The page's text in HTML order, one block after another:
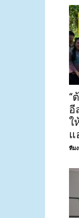
“
อี
ใ
แ
ทีม